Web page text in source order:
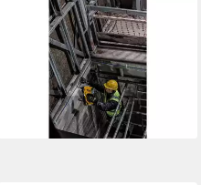
DEWALT
Nagler 18V, Basisv., ohne
Akku und Ladegerät
ab 639,99 € UVP856,80 €
lieferbar - in 2-3 Werktagen bei dir